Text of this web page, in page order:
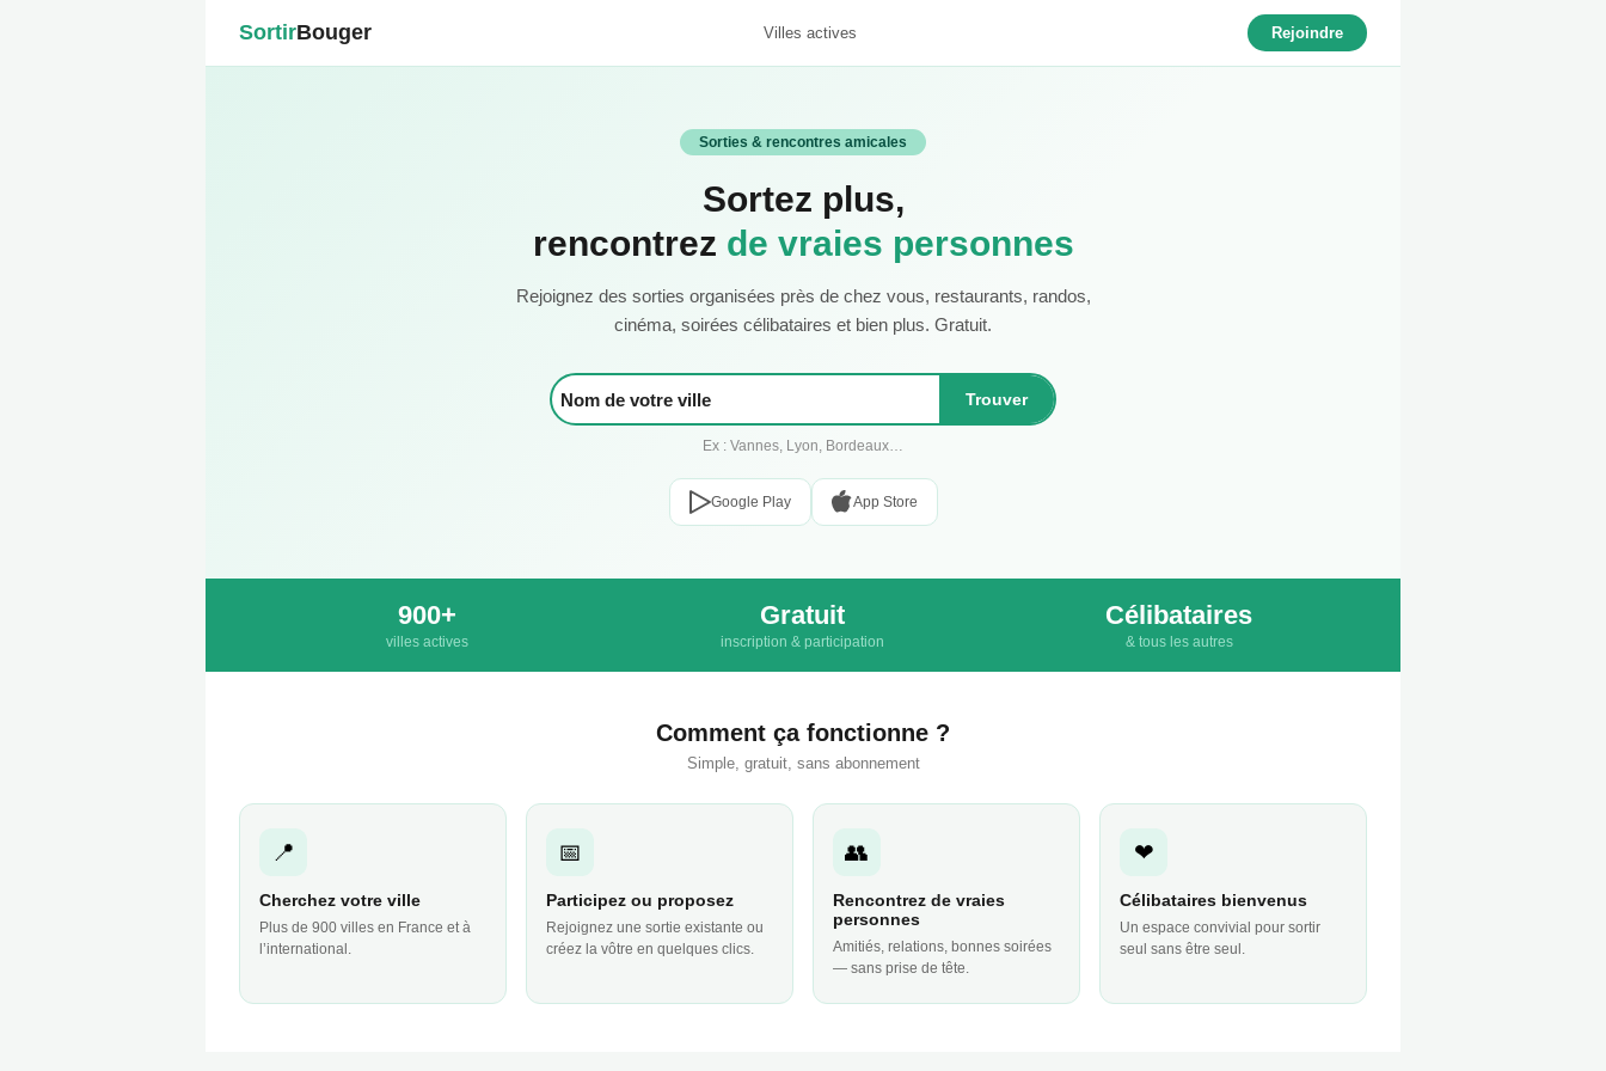
SortirBouger Villes actives Rejoindre
Sorties & rencontres amicales
Sortez plus,
rencontrez de vraies personnes
Rejoignez des sorties organisées près de chez vous, restaurants, randos,
cinéma, soirées célibataires et bien plus. Gratuit.
Trouver
Ex : Vannes, Lyon, Bordeaux…
Google Play App Store
900+
villes actives
Gratuit
inscription & participation
Célibataires
& tous les autres
Comment ça fonctionne ?
Simple, gratuit, sans abonnement
📍
Cherchez votre ville
Plus de 900 villes en France et à
l’international.
📅
Participez ou proposez
Rejoignez une sortie existante ou
créez la vôtre en quelques clics.
👥
Rencontrez de vraies
personnes
Amitiés, relations, bonnes soirées
— sans prise de tête.
❤
Célibataires bienvenus
Un espace convivial pour sortir
seul sans être seul.